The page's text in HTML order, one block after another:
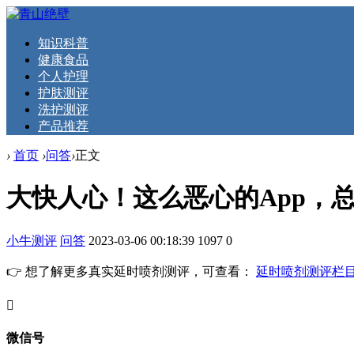
知识科普
健康食品
个人护理
护肤测评
洗护测评
产品推荐
› 首页 ›问答›正文
大快人心！这么恶心的App，
小牛测评 问答 2023-03-06 00:18:39 1097 0
👉 想了解更多真实延时喷剂测评，可查看： 延时喷剂测评栏目
󦘖
微信号